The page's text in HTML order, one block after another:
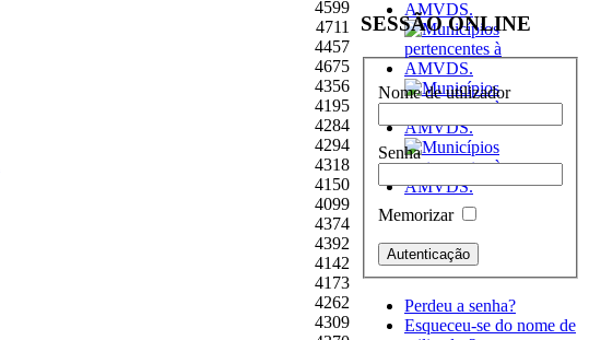
4599
4711
4457
4675
4356
4195
4284
4294
4318
4150
4099
4374
4392
4142
4173
4262
4309
SESSÃO ONLINE
Nome de utilizador
Senha
Memorizar
Perdeu a senha?
Esqueceu-se do nome de